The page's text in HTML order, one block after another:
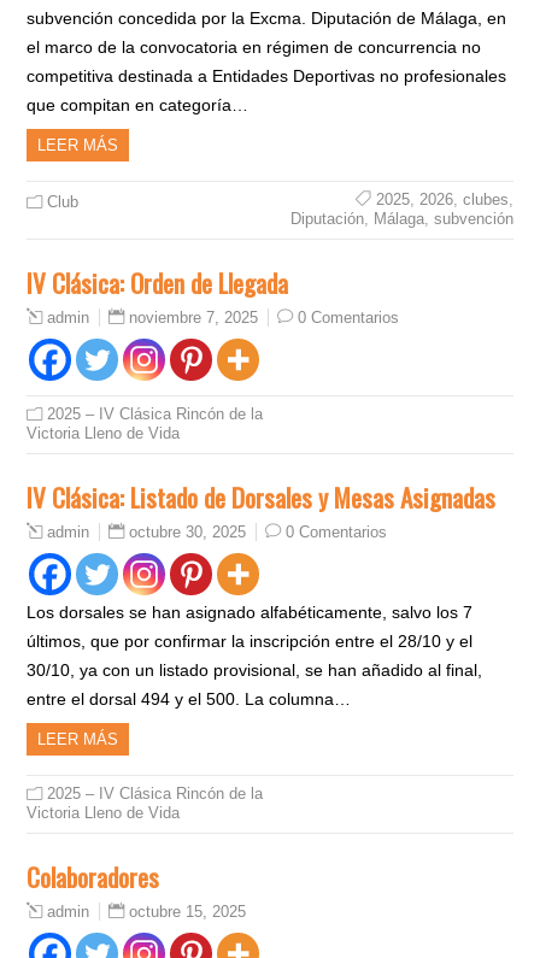
subvención concedida por la Excma. Diputación de Málaga, en
el marco de la convocatoria en régimen de concurrencia no
competitiva destinada a Entidades Deportivas no profesionales
que compitan en categoría…
LEER MÁS
Club 2025, 2026, clubes
Diputación, Málaga, subvención
IV Clásica: Orden de Llegada
admin noviembre 7, 2025 0 Comentarios
2025 – IV Clásica Rincón de la
Victoria Lleno de Vida
IV Clásica: Listado de Dorsales y Mesas Asignadas
admin octubre 30, 2025 0 Comentarios
Los dorsales se han asignado alfabéticamente, salvo los 7
últimos, que por confirmar la inscripción entre el 28/10 y el
30/10, ya con un listado provisional, se han añadido al final,
entre el dorsal 494 y el 500. La columna…
LEER MÁS
2025 – IV Clásica Rincón de la
Victoria Lleno de Vida
Colaboradores
admin octubre 15, 2025